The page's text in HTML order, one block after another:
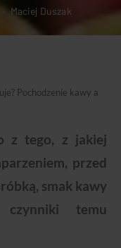
Maciej Duszak
Pochodzenie kawy a
z tego, z jakiej
przed
smak kawy
temu